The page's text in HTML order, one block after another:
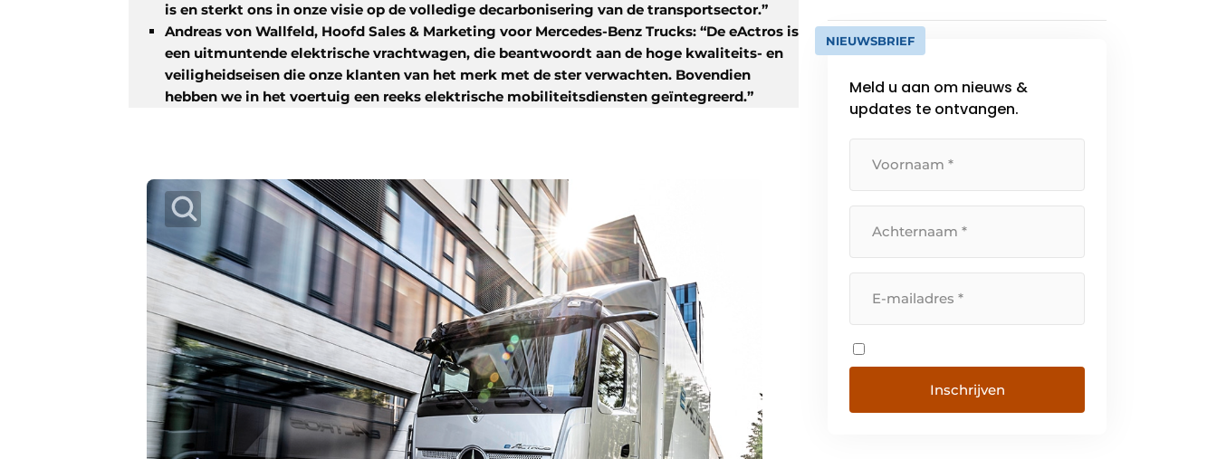
is en sterkt ons in onze visie op de volledige decarbonisering van de transportsector.”
Andreas von Wallfeld, Hoofd Sales & Marketing voor Mercedes-Benz Trucks: “De eActros is
een uitmuntende elektrische vrachtwagen, die beantwoordt aan de hoge kwaliteits- en
veiligheidseisen die onze klanten van het merk met de ster verwachten. Bovendien
hebben we in het voertuig een reeks elektrische mobiliteitsdiensten geïntegreerd.”
NIEUWSBRIEF
Meld u aan om nieuws &
updates te ontvangen.